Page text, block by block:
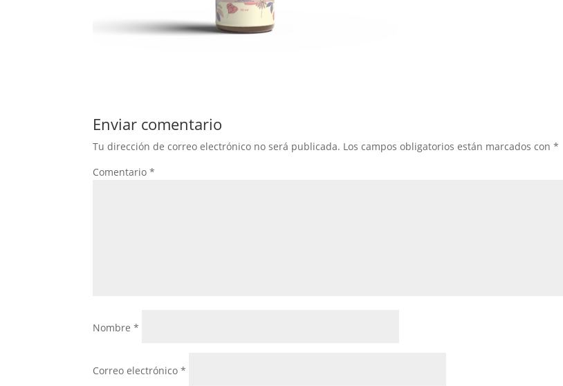
Enviar comentario
Tu dirección de correo electrónico no será publicada. Los campos obligatorios están marcados con*
Comentario*
Nombre*
Correo electrónico*